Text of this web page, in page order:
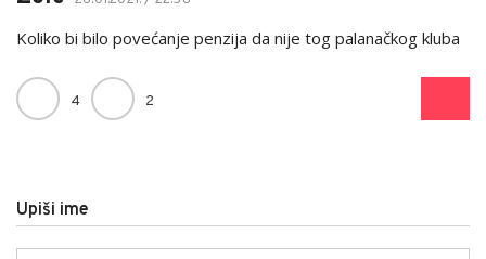
Koliko bi bilo povećanje penzija da nije tog palanačkog kluba
4 2
Upiši ime